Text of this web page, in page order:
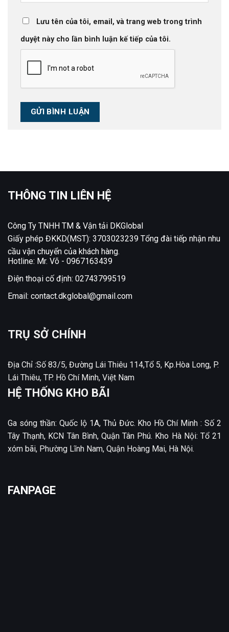
Lưu tên của tôi, email, và trang web trong trình
duyệt này cho lần bình luận kế tiếp của tôi.
THÔNG TIN LIÊN HỆ
Công Ty TNHH TM & Vận tải DKGlobal
Giấy phép ĐKKD(MST): 3703023239 Tổng đài tiếp nhận nhu
cầu vận chuyển của khách hàng.
Hotline: Mr. Võ - 0967163439
Điện thoại cố định: 02743799519
Email: contact.dkglobal@gmail.com
TRỤ SỞ CHÍNH
Địa Chỉ :Số 83/5, Đường Lái Thiêu 114,Tổ 5, Kp.Hòa Long, P.
Lái Thiêu, TP. Hồ Chí Minh, Việt Nam
HỆ THỐNG KHO BÃI
Ga sóng thần: Quốc lộ 1A, Thủ Đức. Kho Hồ Chí Minh : Số 2
Tây Thạnh, KCN Tân Bình, Quận Tân Phú. Kho Hà Nội: Tổ 21
xóm bãi, Phường Lĩnh Nam, Quận Hoàng Mai, Hà Nội.
FANPAGE